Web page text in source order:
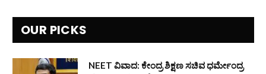
OUR PICKS
NEET ವಿವಾದ: ಕೇಂದ್ರ ಶಿಕ್ಷಣ ಸಚಿವ ಧರ್ಮೇಂದ್ರ